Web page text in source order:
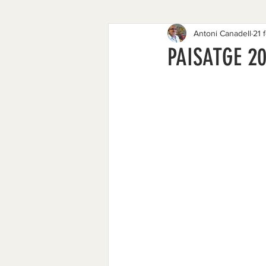
1977 - 1984 1968 - 1974
PAISATGE
Antoni Canadell 21